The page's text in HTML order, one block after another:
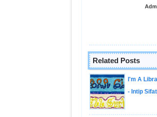
Related Posts
I'm A
- Intip